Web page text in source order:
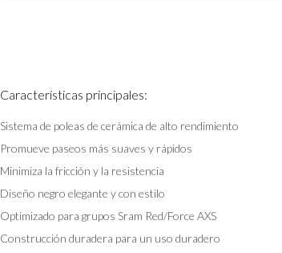
Características principales:
Sistema de poleas de cerámica de alto rendimiento
Promueve paseos más suaves y rápidos
Minimiza la fricción y la resistencia
Diseño negro elegante y con estilo
Optimizado para grupos Sram Red/Force AXS
Construcción duradera para un uso duradero